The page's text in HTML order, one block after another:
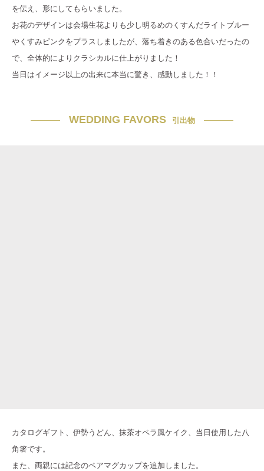
を伝え、形にしてもらいました。
お花のデザインは会場生花よりも少し明るめのくすんだライトブルー
やくすみピンクをプラスしましたが、落ち着きのある色合いだったの
で、全体的によりクラシカルに仕上がりました！
当日はイメージ以上の出来に本当に驚き、感動しました！！
WEDDING FAVORS 引出物
カタログギフト、伊勢うどん、抹茶オペラ風ケイク、当日使用した八
角箸です。
また、両親には記念のペアマグカップを追加しました。